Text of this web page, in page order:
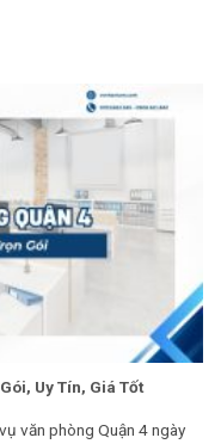
Uy Tín, Giá Tốt
văn phòng Quận 4 ngày